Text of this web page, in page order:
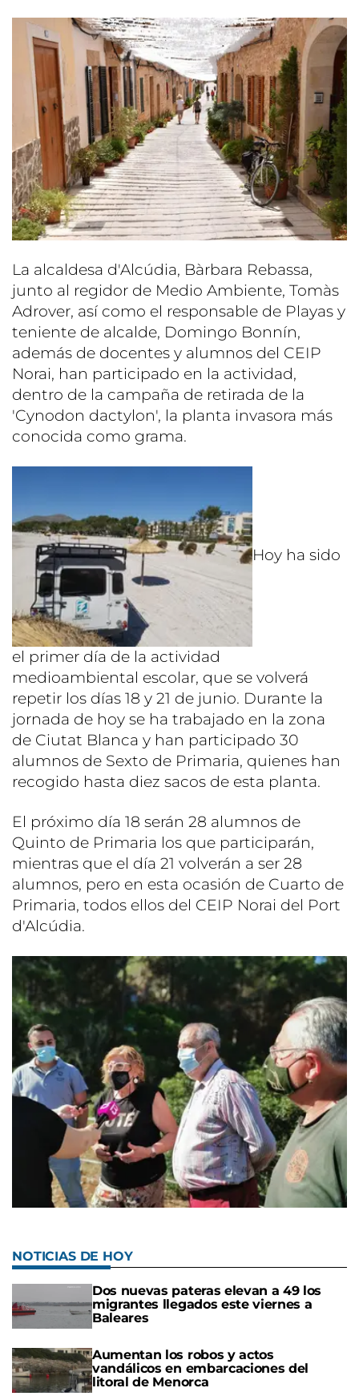
La alcaldesa d'Alcúdia, Bàrbara Rebassa,
junto al regidor de Medio Ambiente, Tomàs
Adrover, así como el responsable de Playas y
teniente de alcalde, Domingo Bonnín,
además de docentes y alumnos del CEIP
Norai, han participado en la actividad,
dentro de la campaña de retirada de la
'Cynodon dactylon', la planta invasora más
conocida como grama.
Hoy ha sido
el primer día de la actividad
medioambiental escolar, que se volverá
repetir los días 18 y 21 de junio. Durante la
jornada de hoy se ha trabajado en la zona
de Ciutat Blanca y han participado 30
alumnos de Sexto de Primaria, quienes han
recogido hasta diez sacos de esta planta.
El próximo día 18 serán 28 alumnos de
Quinto de Primaria los que participarán,
mientras que el día 21 volverán a ser 28
alumnos, pero en esta ocasión de Cuarto de
Primaria, todos ellos del CEIP Norai del Port
d'Alcúdia.
NOTICIAS DE HOY
Dos nuevas pateras elevan a 49 los
migrantes llegados este viernes a
Baleares
Aumentan los robos y actos
vandálicos en embarcaciones del
litoral de Menorca